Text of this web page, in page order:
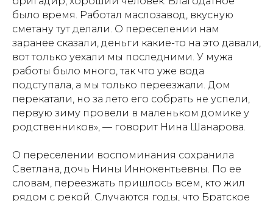
было время. Работал маслозавод, вкусную
сметану тут делали. О переселении нам
заранее сказали, деньги какие-то на это давали,
вот только уехали мы последними. У мужа
работы было много, так что уже вода
подступала, а мы только переезжали. Дом
перекатали, но за лето его собрать не успели,
первую зиму провели в маленьком домике у
родственников», — говорит Нина Шанарова.
О переселении воспоминания сохранила
Светлана, дочь Нины Иннокентьевны. По ее
словам, переезжать пришлось всем, кто жил
рядом с рекой. Случаются годы, что Братское